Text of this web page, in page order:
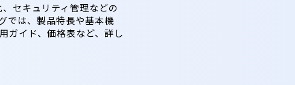
セキュリティ管理などの
では、製品特長や基本機
ガイド、価格表など、詳し